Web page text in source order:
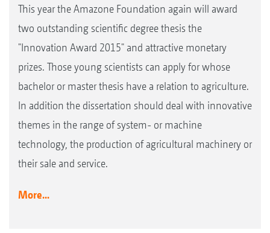
This year the Amazone Foundation again will award
two outstanding scientific degree thesis the
"Innovation Award 2015" and attractive monetary
prizes. Those young scientists can apply for whose
bachelor or master thesis have a relation to agriculture.
In addition the dissertation should deal with innovative
themes in the range of system- or machine
technology, the production of agricultural machinery or
their sale and service.
More...